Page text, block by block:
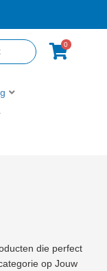
0
die perfect
op Jouw